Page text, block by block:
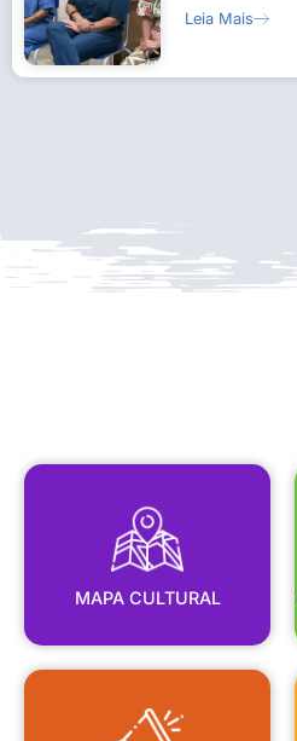
Leia Mais
MAPA CULTURAL
MAPA CULTURAL
OUVIDORIA